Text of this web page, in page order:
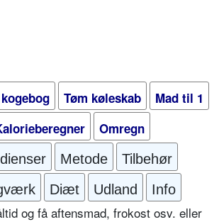
Tøm køleskab
Mad til 1
Omregn
Metode
Tilbehør
Diæt Udland Info
og få aftensmad, frokost osv. eller